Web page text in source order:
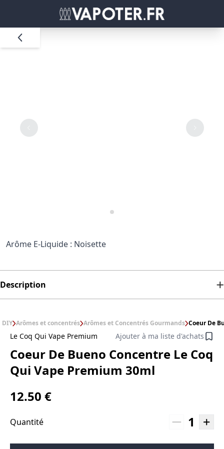
Arôme E-Liquide : Noisette
Description
DIY Arômes et concentrés Arômes et Concentrés Gourmands Coeur De
Le Coq Qui Vape Premium Ajouter à ma liste d'achats
Coeur De Bueno Concentre Le Coq
Qui Vape Premium 30ml
12.50 €
Quantité 1